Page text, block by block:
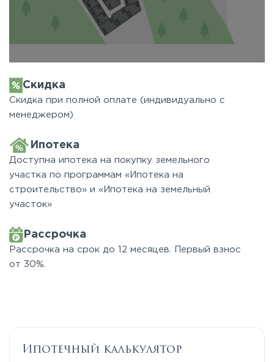
Скидка
Скидка при полной оплате (индивидуально с
менеджером)
Ипотека
Доступна ипотека на покупку земельного
участка по программам «Ипотека на
строительство» и «Ипотека на земельный
участок»
Рассрочка
Рассрочка на срок до 12 месяцев. Первый взнос
от 30%.
Ипотечный калькулятор